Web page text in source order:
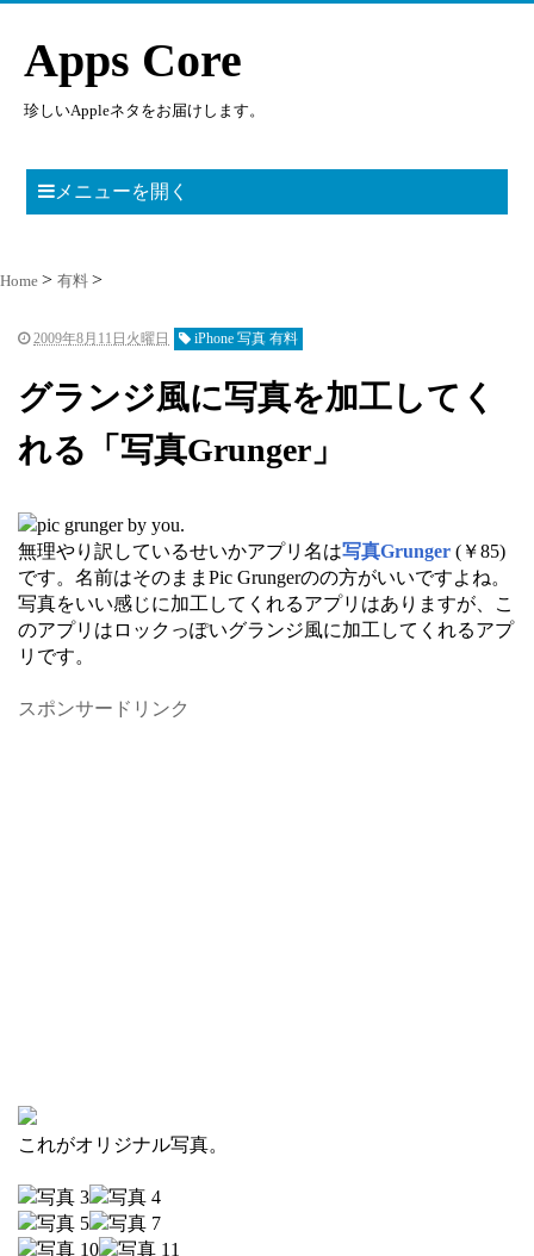
Apps Core
珍しいAppleネタをお届けします。
メニューを開く
Home 有料
2009年8月11日火曜日 iPhone 写真 有料
グランジ風に写真を加工してく
れる「写真Grunger」
無理やり訳しているせいかアプリ名は写真Grunger (￥85)
です。名前はそのままPic Grungerのの方がいいですよね。
写真をいい感じに加工してくれるアプリはありますが、こ
のアプリはロックっぽいグランジ風に加工してくれるアプ
リです。
スポンサードリンク
これがオリジナル写真。